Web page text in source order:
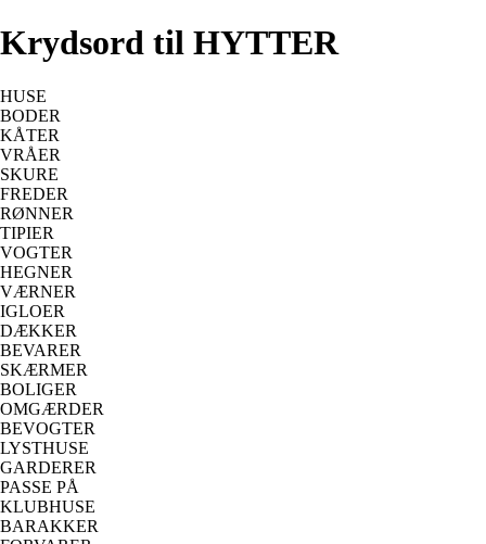
Krydsord til HYTTER
HUSE
BODER
KÅTER
VRÅER
SKURE
FREDER
RØNNER
TIPIER
VOGTER
HEGNER
VÆRNER
IGLOER
DÆKKER
BEVARER
SKÆRMER
BOLIGER
OMGÆRDER
BEVOGTER
LYSTHUSE
GARDERER
PASSE PÅ
KLUBHUSE
BARAKKER